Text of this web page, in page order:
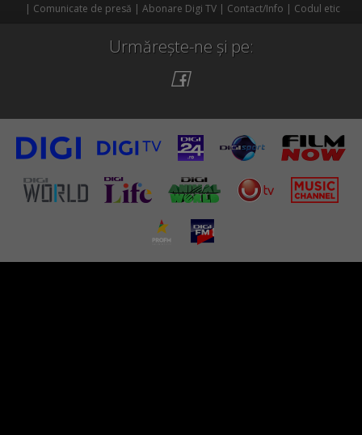
Comunicate de presă
Abonare Digi TV Contact/Info Codul etic
Urmărește-ne și pe: